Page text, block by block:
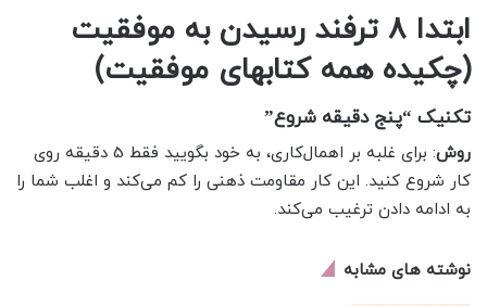
ابتدا 8 ترفند رسیدن به موفقیت
(چکیده همه کتابهای موفقیت)
تکنیک “پنج دقیقه شروع”
روش
: برای غلبه بر اهمال‌کاری، به خود بگویید فقط 5 دقیقه روی
کار شروع کنید. این کار مقاومت ذهنی را کم می‌کند و اغلب شما را
به ادامه دادن ترغیب می‌کند.
نوشته های مشابه